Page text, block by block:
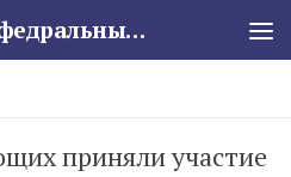
Свято-Троицкий кафедральный собор
приняли участие